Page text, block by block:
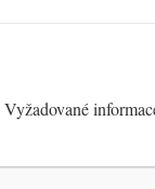
Vyžadované